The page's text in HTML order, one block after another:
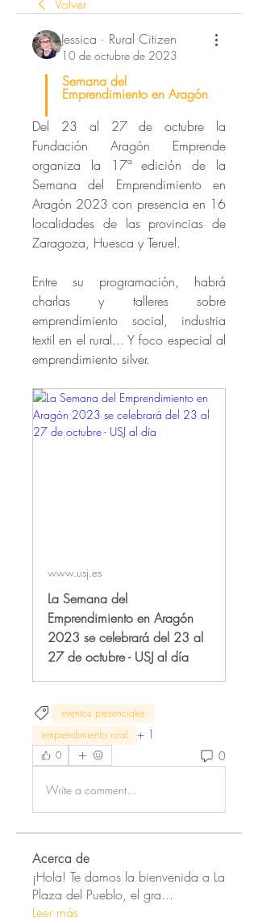
Volver
Jessica · Rural Citizen
10 de octubre de 2023
Semana del
Emprendimiento en Aragón
Del 23 al 27 de octubre la
Fundación Aragón Emprende
organiza la 17ª edición de la
Semana del Emprendimiento en
Aragón 2023 con presencia en 16
localidades de las provincias de
Zaragoza, Huesca y Teruel.
Entre su programación, habrá
charlas y talleres sobre
emprendimiento social, industria
textil en el rural... Y foco especial al
emprendimiento silver.
www.usj.es
La Semana del
Emprendimiento en Aragón
2023 se celebrará del 23 al
27 de octubre - USJ al día
eventos presenciales
emprendimiento rural
+ 1
0 0
Write a comment...
Acerca de
¡Hola! Te damos la bienvenida a La
Plaza del Pueblo, el gra...
Leer más